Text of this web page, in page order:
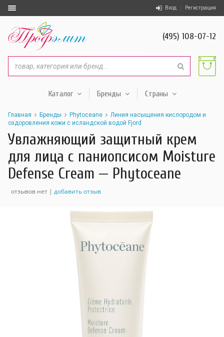
Вход Регистрация
(495) 108-07-12
Каталог Бренды Страны
Главная Бренды Phytoceane
Линия насыщения кислородом и
оздоровления кожи с исландской водой Fjord
Увлажняющий защитный крем
для лица с паниопсисом Moisture
Defense Cream — Phytoceane
отзывов нет | добавить отзыв